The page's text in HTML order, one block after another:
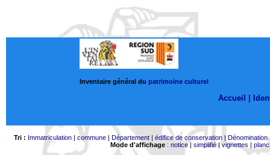
Inventaire général du patrimoine culturel
Accueil |
Tri : Immatriculation| commune| Département| édifice de conservation| Dénomination
Mode d'affichage: notice| simplifié|vignettes |